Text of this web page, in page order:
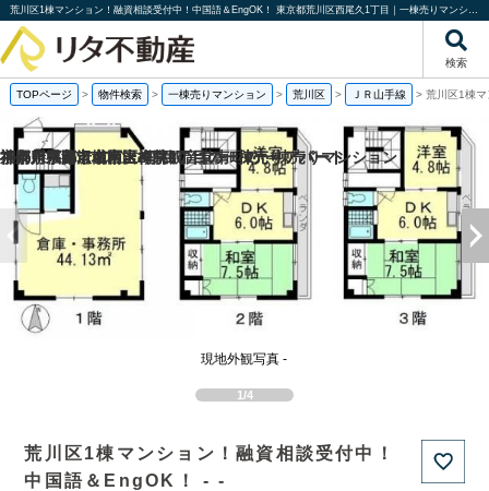
荒川区1棟マンション！融資相談受付中！中国語＆EngOK！ 東京都荒川区西尾久1丁目｜一棟売りマンション｜投資物件や収益物件｜株式会社リタ不動産
検索
TOPページ > 物件検索 > 一棟売りマンション > 荒川区 > ＪＲ山手線 > 荒川区1棟
1/4
現地外観写真 -
荒川区1棟マンション！融資相談受付中！
中国語＆EngOK！ - -
福岡県福岡市城南区梅林2丁目の一棟売りアパート
京都府京都市南区吉祥院観音堂南町の一棟売りマンション
神奈川県海老名市上今泉6丁目の一棟売りアパート
神奈川県藤沢市柄沢2丁目の